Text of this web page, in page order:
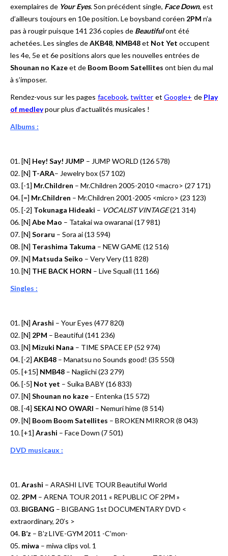
exemplaires de Your Eyes. Son précédent single, Face Down, est
d’ailleurs toujours en 10e position. Le boysband coréen 2PM n’a
pas à rougir puisque 141 236 copies de Beautifulont été
achetées. Les singles deAKB48, NMB48et Not Yet occupent
les 4e, 5e et 6e positions alors que les nouvelles entrées de
Shounan no Kazeet de Boom Boom Satellites ont bien du mal
à s’imposer.
Rendez-vous sur les pages facebook,twitter etGoogle+ de Play
of medleypour plus d’actualités musicales !
Albums :
01. [N] Hey! Say! JUMP – JUMP WORLD (126 578)
02. [N] T-ARA– Jewelry box (57 102)
03. [-1] Mr.Children – Mr.Children 2005-2010 <macro> (27 171)
04. [=] Mr.Children – Mr.Children 2001-2005 <micro> (23 123)
05. [-2] Tokunaga Hideaki – VOCALIST VINTAGE(21 314)
06. [N] Abe Mao – Tatakai wa owaranai (17 981)
07. [N] Soraru – Sora ai (13 594)
08. [N] Terashima Takuma – NEW GAME (12 516)
09. [N] Matsuda Seiko – Very Very (11 828)
10. [N] THE BACK HORN – Live Squall (11 166)
Singles :
01. [N] Arashi – Your Eyes (477 820)
02. [N] 2PM – Beautiful (141 236)
03. [N] Mizuki Nana – TIME SPACE EP (52 974)
04. [-2] AKB48 – Manatsu no Sounds good! (35 550)
05. [+15] NMB48 – Nagiichi (23 279)
06. [-5] Not yet – Suika BABY (16 833)
07. [N] Shounan no kaze – Entenka (15 572)
08. [-4] SEKAI NO OWARI – Nemuri hime (8 514)
09. [N] Boom Boom Satellites – BROKEN MIRROR (8 043)
10. [+1] Arashi – Face Down (7 501)
DVD musicaux :
01.Arashi – ARASHI LIVE TOUR Beautiful World
02. 2PM – ARENA TOUR 2011 « REPUBLIC OF 2PM »
03. BIGBANG – BIGBANG 1st DOCUMENTARY DVD <
extraordinary, 20’s >
04. B’z – B’z LIVE-GYM 2011 -C’mon-
05. miwa – miwa clips vol. 1